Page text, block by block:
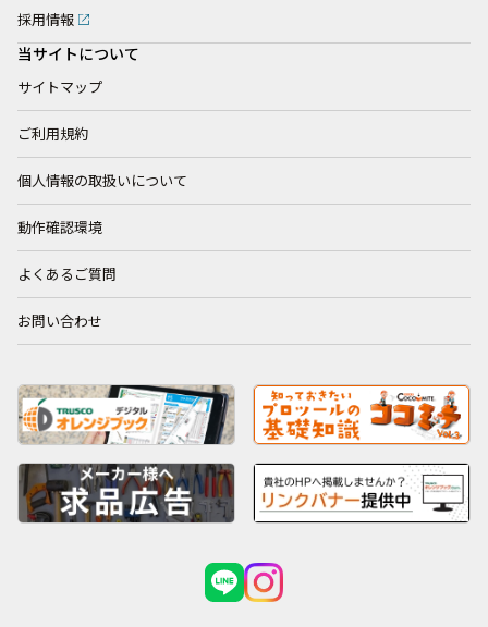
採用情報
当サイトについて
サイトマップ
ご利用規約
個人情報の取扱いについて
動作確認環境
よくあるご質問
お問い合わせ